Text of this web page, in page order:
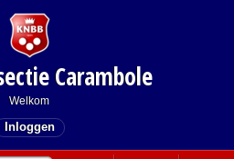
Carambole
Welkom
Inloggen